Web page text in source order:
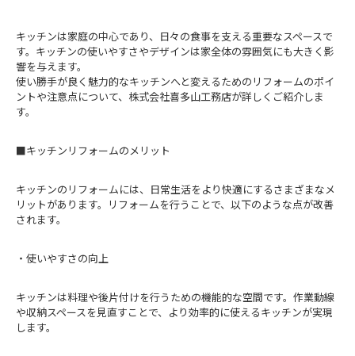
キッチンは家庭の中心であり、日々の食事を支える重要なスペースで
す。キッチンの使いやすさやデザインは家全体の雰囲気にも大きく影
響を与えます。
使い勝手が良く魅力的なキッチンへと変えるためのリフォームのポイ
ントや注意点について、株式会社喜多山工務店が詳しくご紹介しま
す。
■キッチンリフォームのメリット
キッチンのリフォームには、日常生活をより快適にするさまざまなメ
リットがあります。リフォームを行うことで、以下のような点が改善
されます。
・使いやすさの向上
キッチンは料理や後片付けを行うための機能的な空間です。作業動線
や収納スペースを見直すことで、より効率的に使えるキッチンが実現
します。